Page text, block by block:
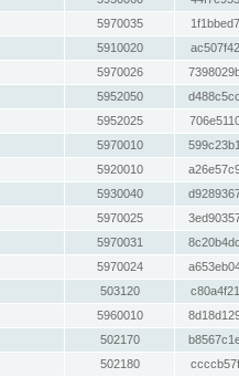
5970035
5910020
5970026
5952050
5952025
5970010
5920010
5930040
5970025
5970031
5970024
503120
5960010
502170
502180